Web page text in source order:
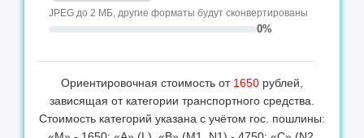
JPEG до 2 МБ, другие форматы будут сконвертированы
0%
Ориентировочная стоимость от 1650 рублей,
зависящая от категории транспортного средства.
Стоимость категорий указана с учётом гос. пошлины: